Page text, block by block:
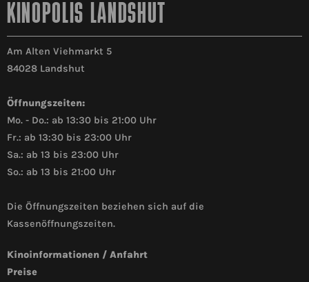
KINOPOLIS LANDSHUT
Am Alten Viehmarkt 5
84028 Landshut
Öffnungszeiten:
Mo. - Do.: ab 13:30 bis 21:00 Uhr
Fr.: ab 13:30 bis 23:00 Uhr
Sa.: ab 13 bis 23:00 Uhr
So.: ab 13 bis 21:00 Uhr
Die Öffnungszeiten beziehen sich auf die
Kassenöffnungszeiten.
Kinoinformationen / Anfahrt
Preise